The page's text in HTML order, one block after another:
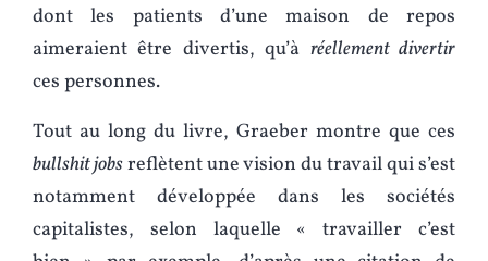
dont les patients d’une maison de repos
aimeraient être divertis, qu’à réellement divertir
ces personnes.
Tout au long du livre, Graeber montre que ces
bullshit jobsreflètent une vision du travail qui s’est
notamment développée dans les sociétés
capitalistes, selon laquelle « travailler c’est